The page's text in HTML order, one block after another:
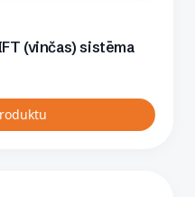
(vinčas) sistēma